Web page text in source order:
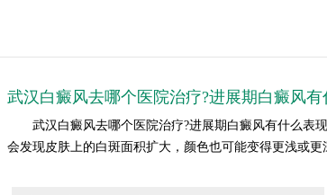
武汉白癜风去哪个医院治疗?进展期白癜风有
武汉白癜风去哪个医院治疗?进展期白癜风有什么表
会发现皮肤上的白斑面积扩大，颜色也可能变得更浅或更